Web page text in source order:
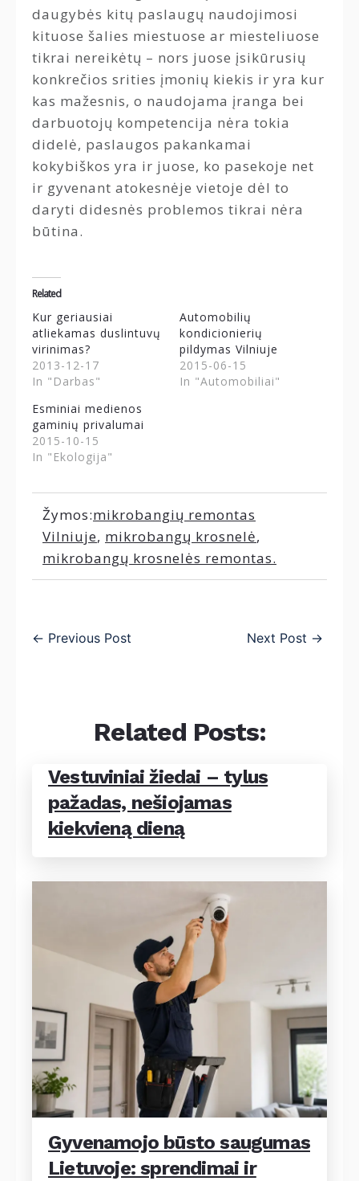
daugybės kitų paslaugų naudojimosi
kituose šalies miestuose ar miesteliuose
tikrai nereikėtų – nors juose įsikūrusių
konkrečios srities įmonių kiekis ir yra kur
kas mažesnis, o naudojama įranga bei
darbuotojų kompetencija nėra tokia
didelė, paslaugos pakankamai
kokybiškos yra ir juose, ko pasekoje net
ir gyvenant atokesnėje vietoje dėl to
daryti didesnės problemos tikrai nėra
būtina.
Related
Kur geriausiai
atliekamas duslintuvų
virinimas?
2013-12-17
In "Darbas"
Automobilių
kondicionierių
pildymas Vilniuje
2015-06-15
In "Automobiliai"
Esminiai medienos
gaminių privalumai
2015-10-15
In "Ekologija"
Žymos:mikrobangių remontas
Vilniuje, mikrobangų krosnelė,
mikrobangų krosnelės remontas.
← Previous Post Next Post →
Related Posts:
Vestuviniai žiedai – tylus
pažadas, nešiojamas
kiekvieną dieną
Gyvenamojo būsto saugumas
Lietuvoje: sprendimai ir